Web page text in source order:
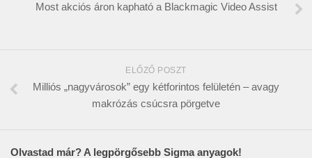
Most akciós áron kapható a Blackmagic Video Assist
ELŐZŐ POSZT
Milliós „nagyvárosok” egy kétforintos felületén – avagy
makrózás csúcsra pörgetve
Olvastad már? A legpörgősebb Sigma anyagok!